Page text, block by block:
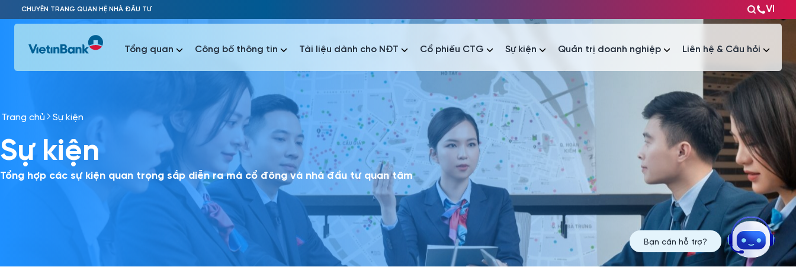
Skip to Main Content
CHUYÊN TRANG QUAN HỆ NHÀ ĐẦU TƯ VI
Phổ biến nhất
Báo cáo tài chính Thông tin giao dịch Công bố thông tin Sự kiện
Tổng quan Công bố thông tin Tài liệu dành cho NĐT Cổ phiếu CTG Sự kiện Quản trị doanh nghiệp Liên hệ & Câu hỏi
Phổ biến nhất
Thông tin giao dịch Công bố thông tin Tài liệu
Trang chủ Sự kiện
Sự kiện
Tổng hợp các sự kiện quan trọng sắp diễn ra mà cổ đông và nhà đầu tư quan tâm
Bạn cần hỗ trợ?